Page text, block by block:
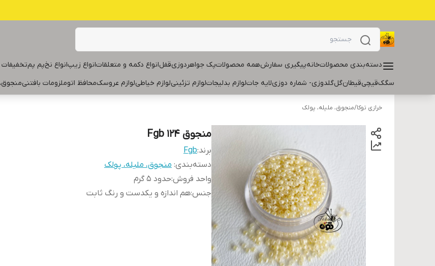
دسته‌بندی محصولاتخانهپیگیری سفارشهمه محصولاتپک جواهردوزیقفلانواع دکمه و متعلقاتانواع زیپانواع نخپم پم
سگکقیچیقیطانگلگلدوزی- شماره دوزیلایه جاتلوازم بدلیجاتلوازم تزئینیلوازم خیاطیلوازم عروسکمحافظ اتوملزومات بافتنی
خرازی توکا/منجوق، ملیله، پولک
منجوق Fgb ۱۲۴
برند:Fgb
دسته‌بندی: منجوق، ملیله، پولک
واحد فروش:حدود ۵ گرم
جنس:هم اندازه و یکدست و رنگ ثابت